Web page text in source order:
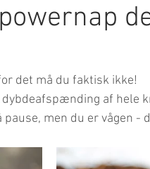
det må du faktisk ikke!
af hele
men du er vågen -